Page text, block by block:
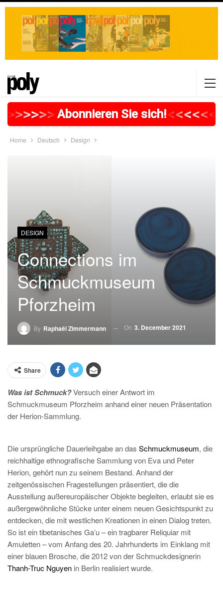
>>>>>>>>>>>>>>>>>
Abonnieren Sie sich!<<<<<<
Home Deutsch Design
DESIGN
Connections im
Schmuckmuseum
Pforzheim
By Raphaël Zimmermann On 3. December 2021
Share
Was ist Schmuck?Versuch einer Antwort im
Schmuckmuseum Pforzheim anhand einer neuen Präsentation
der Herion-Sammlung.
Die ursprüngliche Dauerleihgabe an das Schmuckmuseum, die
reichhaltige ethnografische Sammlung von Eva und Peter
Herion, gehört nun zu seinem Bestand. Anhand der
zeitgenössischen Fragestellungen präsentiert, die die
Ausstellung außereuropäischer Objekte begleiten, erlaubt sie es
außergewöhnliche Stücke unter einem neuen Gesichtspunkt zu
entdecken, die mit westlichen Kreationen in einen Dialog treten.
So ist ein tibetanisches Ga’u – ein tragbarer Reliquiar mit
Amuletten – vom Anfang des 20. Jahrhunderts im Einklang mit
einer blauen Brosche, die 2012 von der Schmuckdesignerin
Thanh-Truc Nguyen in Berlin realisiert wurde.